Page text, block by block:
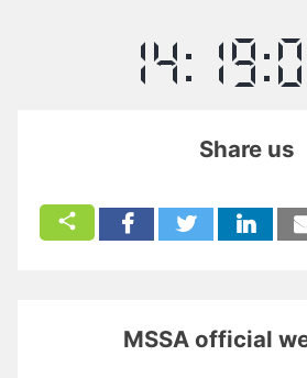
Share us
MSSA official